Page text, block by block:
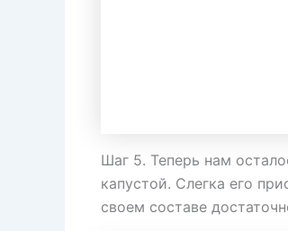
Шаг 5. Теперь нам
капустой. Слегка его
своем составе